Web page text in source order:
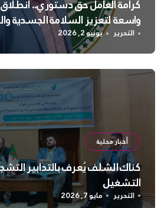
كرامة العامل حق دستوري..
واسعة لتعزيز السلامة الجسدية
التحرير يونيو 2, 2026
أخبار محلية
كناك الشلف يُعرف بالتدابير
التشغيل
التحرير مايو 7, 2026